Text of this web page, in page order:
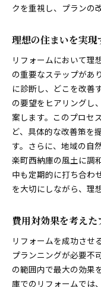
クを重視し、プランの
理想の住まいを実現
リフォームにおいて理
の重要なステップがあ
に診断し、どこを改善
の要望をヒアリングし
案します。このプロセ
ど、具体的な改善策を
す。さらに、地域の自
楽町西納庫の風土に調
中も定期的に打ち合わ
を大切にしながら、理
費用対効果を考え
リフォームを成功させ
プランニングが必要不
の範囲内で最大の効果
庫でのリフォームでは